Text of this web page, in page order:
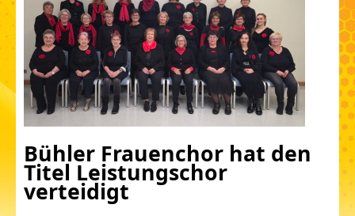
Bühler Frauenchor hat den
Titel Leistungschor
verteidigt